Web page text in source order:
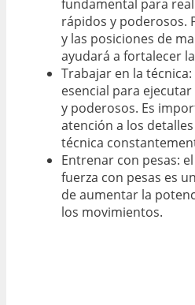
fundamental para
rápidos y poderosos.
y las posiciones de
ayudará a fortalecer
Trabajar en la
esencial para
y poderosos. Es
atención a los
técnica
Entrenar con pesas:
fuerza con pesas es
de aumentar la
los movimientos.